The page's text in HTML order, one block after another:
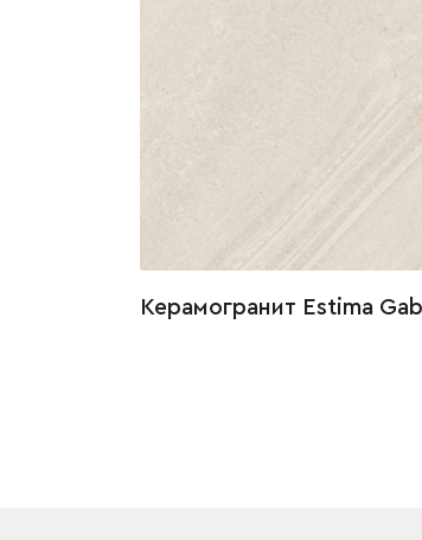
Керамогранит Estima